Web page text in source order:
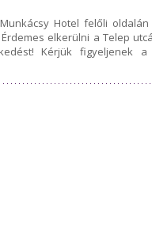
Hotel felőli
elkerülni a Telep
Kérjük figyeljenek